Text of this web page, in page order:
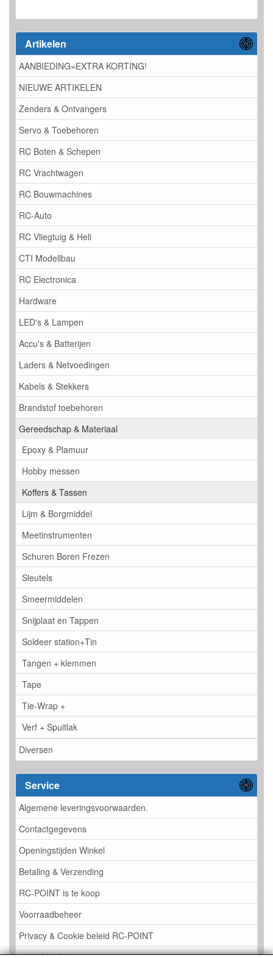
Artikelen
AANBIEDING=EXTRA KORTING!
NIEUWE ARTIKELEN
Zenders & Ontvangers
Servo & Toebehoren
RC Boten & Schepen
RC Vrachtwagen
RC Bouwmachines
RC-Auto
RC Vliegtuig & Heli
CTI Modellbau
RC Electronica
Hardware
LED's & Lampen
Accu's & Batterijen
Laders & Netvoedingen
Kabels & Stekkers
Brandstof toebehoren
Gereedschap & Materiaal
Epoxy & Plamuur
Hobby messen
Koffers & Tassen
Lijm & Borgmiddel
Meetinstrumenten
Schuren Boren Frezen
Sleutels
Smeermiddelen
Snijplaat en Tappen
Soldeer station+Tin
Tangen + klemmen
Tape
Tie-Wrap +
Verf + Spuitlak
Diversen
Service
Algemene leveringsvoorwaarden.
Contactgegevens
Openingstijden Winkel
Betaling & Verzending
RC-POINT is te koop
Voorraadbeheer
Privacy & Cookie beleid RC-POINT